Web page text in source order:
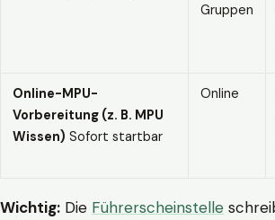
Gruppen
Online-MPU-
Vorbereitung (z. B. MPU
Wissen) Sofort startbar
Online
Wichtig: Die Führerscheinstelle